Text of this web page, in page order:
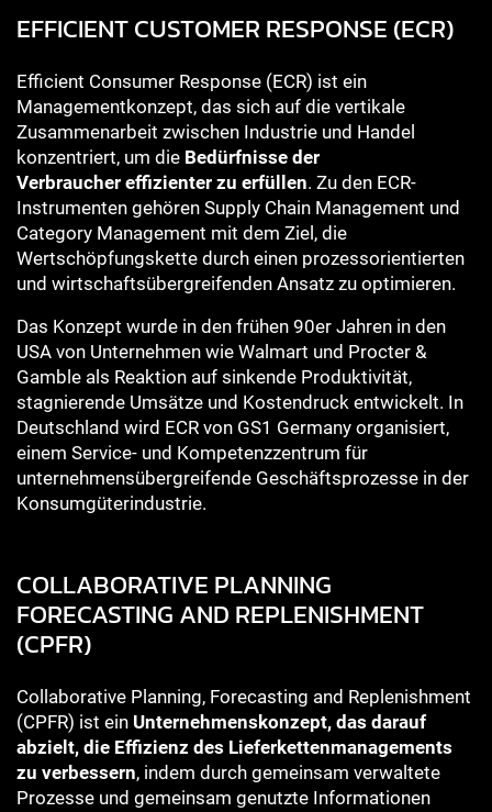
EFFICIENT CUSTOMER RESPONSE (ECR)
Efficient Consumer Response (ECR) ist ein
Managementkonzept, das sich auf die vertikale
Zusammenarbeit zwischen Industrie und Handel
konzentriert, um die Bedürfnisse der
Verbraucher effizienter zu erfüllen. Zu den ECR-
Instrumenten gehören Supply Chain Management und
Category Management mit dem Ziel, die
Wertschöpfungskette durch einen prozessorientierten
und wirtschaftsübergreifenden Ansatz zu optimieren.
Das Konzept wurde in den frühen 90er Jahren in den
USA von Unternehmen wie Walmart und Procter &
Gamble als Reaktion auf sinkende Produktivität,
stagnierende Umsätze und Kostendruck entwickelt. In
Deutschland wird ECR von GS1 Germany organisiert,
einem Service- und Kompetenzzentrum für
unternehmensübergreifende Geschäftsprozesse in der
Konsumgüterindustrie.
COLLABORATIVE PLANNING
FORECASTING AND REPLENISHMENT
(CPFR)
Collaborative Planning, Forecasting and Replenishment
(CPFR) ist ein Unternehmenskonzept, das darauf
abzielt, die Effizienz des Lieferkettenmanagements
zu verbessern, indem durch gemeinsam verwaltete
Prozesse und gemeinsam genutzte Informationen